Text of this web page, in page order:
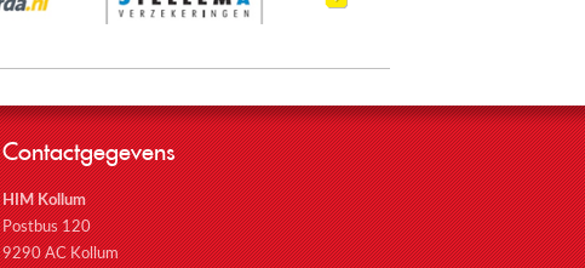
Contactgegevens
HIM Kollum
Postbus 120
9290 AC Kollum